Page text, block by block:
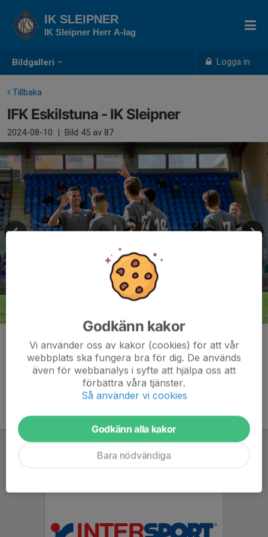
Bildgalleri Logga in
IK SLEIPNER
IK Sleipner Herr A-lag
Tillbaka
IFK Eskilstuna - IK Sleipner
2024-08-10 | Bild 45 av 87
Kommentarer
Godkänn kakor
Vi använder oss av kakor (cookies) för att vår
webbplats ska fungera bra för dig. De används
även för webbanalys i syfte att hjälpa oss att
förbättra våra tjänster.
Så använder vi cookies
Godkänn alla kakor
Bara nödvändiga